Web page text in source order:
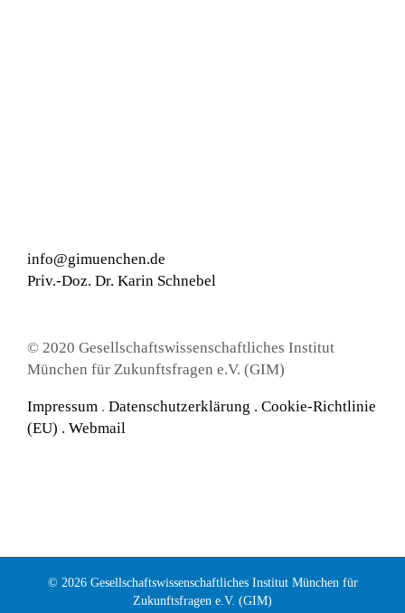
info@gimuenchen.de
Priv.-Doz. Dr. Karin Schnebel
© 2020 Gesellschaftswissenschaftliches Institut
München für Zukunftsfragen e.V. (GIM)
Impressum . Datenschutzerklärung . Cookie-Richtlinie
(EU) . Webmail
© 2026 Gesellschaftswissenschaftliches Institut München für
Zukunftsfragen e.V. (GIM)